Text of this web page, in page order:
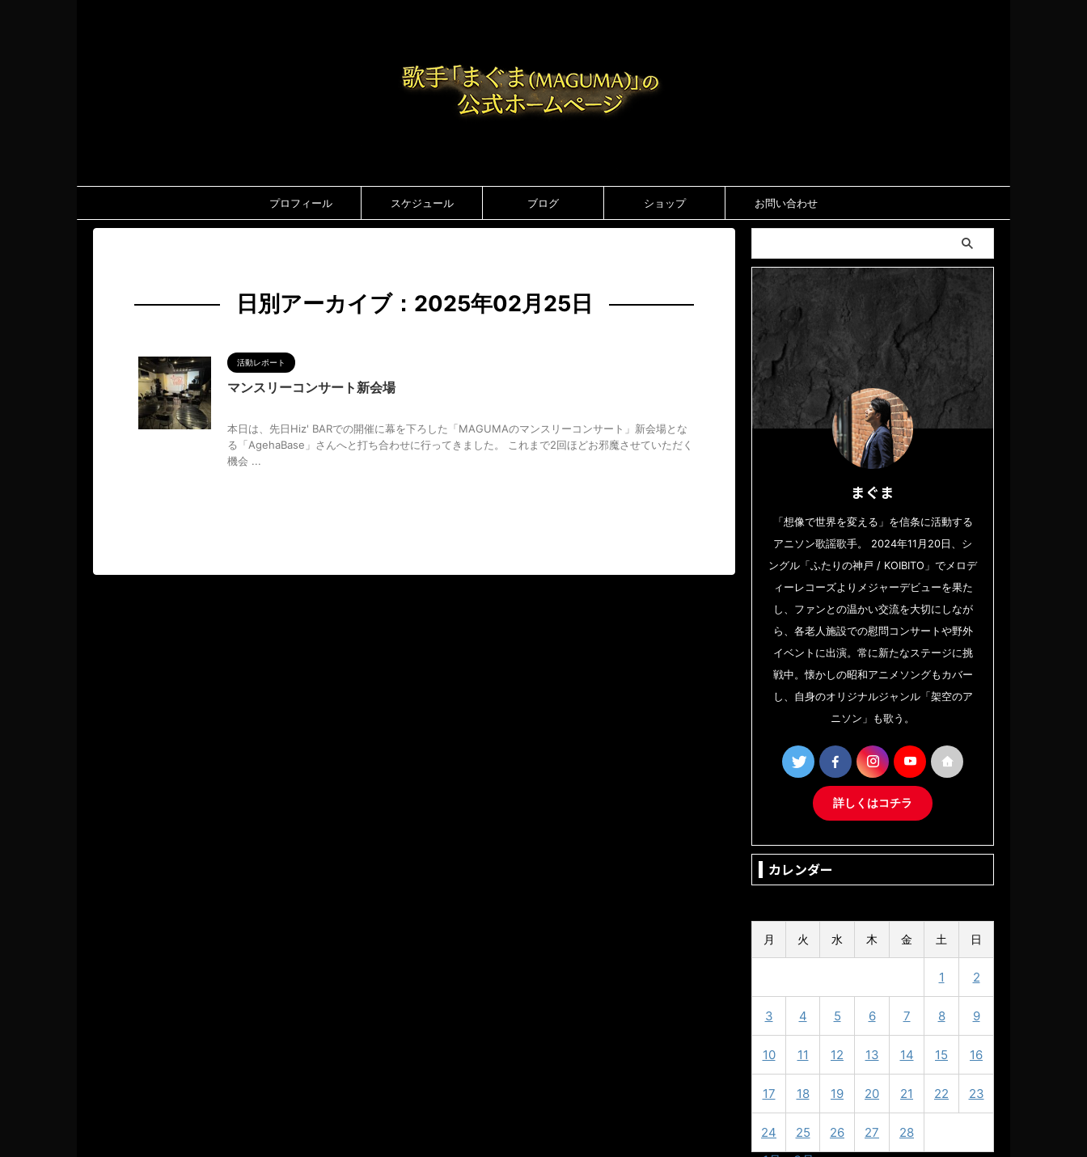
プロフィール スケジュール ブログ ショップ お問い合わせ
日別アーカイブ：2025年02月25日
活動レポート
マンスリーコンサート新会場
本日は、先日Hiz' BARでの開催に幕を下ろした「MAGUMAのマンスリーコンサート」新会場とな
る「AgehaBase」さんへと打ち合わせに行ってきました。 これまで2回ほどお邪魔させていただく
機会 ...
まぐま
「想像で世界を変える」を信条に活動する
アニソン歌謡歌手。 2024年11月20日、シ
ングル「ふたりの神戸 / KOIBITO」でメロデ
ィーレコーズよりメジャーデビューを果た
し、ファンとの温かい交流を大切にしなが
ら、各老人施設での慰問コンサートや野外
イベントに出演。常に新たなステージに挑
戦中。懐かしの昭和アニメソングもカバー
し、自身のオリジナルジャンル「架空のア
ニソン」も歌う。
詳しくはコチラ
カレンダー
月 火 水 木 金 土 日
1 2
3 4 5 6 7 8 9
10 11 12 13 14 15 16
17 18 19 20 21 22 23
24 25 26 27 28